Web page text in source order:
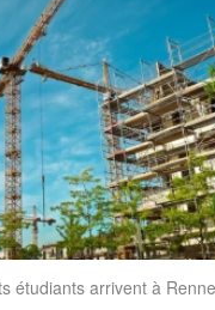
étudiants arrivent à